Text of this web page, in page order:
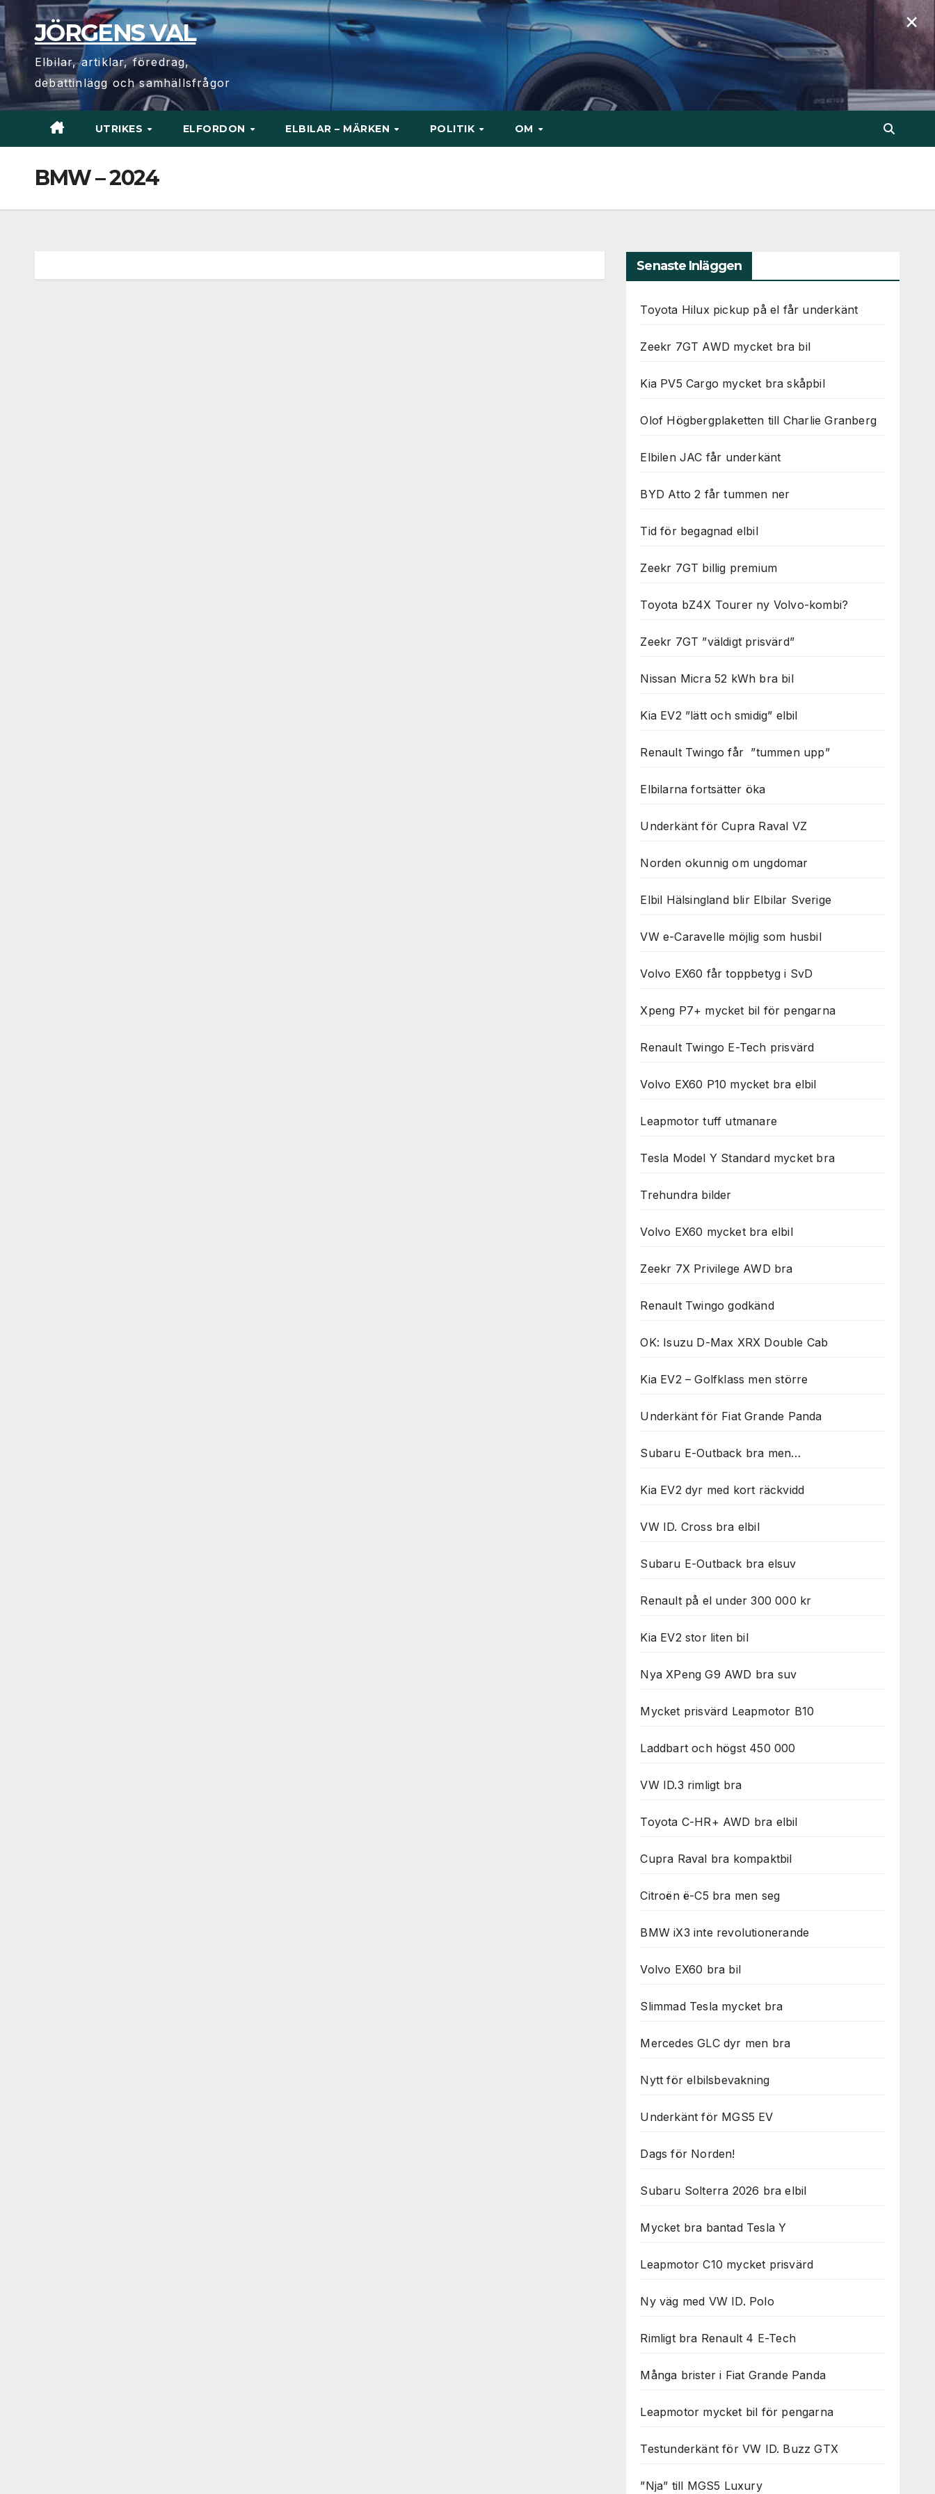
Hoppa
till
innehåll
JÖRGENS VAL
Elbilar, artiklar, föredrag,
debattinlägg och samhällsfrågor
UTRIKES ELFORDON ELBILAR – MÄRKEN POLITIK OM
BMW – 2024
Senaste Inläggen
Toyota Hilux pickup på el får underkänt
Zeekr 7GT AWD mycket bra bil
Kia PV5 Cargo mycket bra skåpbil
Olof Högbergplaketten till Charlie Granberg
Elbilen JAC får underkänt
BYD Atto 2 får tummen ner
Tid för begagnad elbil
Zeekr 7GT billig premium
Toyota bZ4X Tourer ny Volvo-kombi?
Zeekr 7GT ”väldigt prisvärd”
Nissan Micra 52 kWh bra bil
Kia EV2 ”lätt och smidig” elbil
Renault Twingo får ”tummen upp”
Elbilarna fortsätter öka
Underkänt för Cupra Raval VZ
Norden okunnig om ungdomar
Elbil Hälsingland blir Elbilar Sverige
VW e-Caravelle möjlig som husbil
Volvo EX60 får toppbetyg i SvD
Xpeng P7+ mycket bil för pengarna
Renault Twingo E-Tech prisvärd
Volvo EX60 P10 mycket bra elbil
Leapmotor tuff utmanare
Tesla Model Y Standard mycket bra
Trehundra bilder
Volvo EX60 mycket bra elbil
Zeekr 7X Privilege AWD bra
Renault Twingo godkänd
OK: Isuzu D-Max XRX Double Cab
Kia EV2 – Golfklass men större
Underkänt för Fiat Grande Panda
Subaru E-Outback bra men…
Kia EV2 dyr med kort räckvidd
VW ID. Cross bra elbil
Subaru E-Outback bra elsuv
Renault på el under 300 000 kr
Kia EV2 stor liten bil
Nya XPeng G9 AWD bra suv
Mycket prisvärd Leapmotor B10
Laddbart och högst 450 000
VW ID.3 rimligt bra
Toyota C-HR+ AWD bra elbil
Cupra Raval bra kompaktbil
Citroën ë-C5 bra men seg
BMW iX3 inte revolutionerande
Volvo EX60 bra bil
Slimmad Tesla mycket bra
Mercedes GLC dyr men bra
Nytt för elbilsbevakning
Underkänt för MGS5 EV
Dags för Norden!
Subaru Solterra 2026 bra elbil
Mycket bra bantad Tesla Y
Leapmotor C10 mycket prisvärd
Ny väg med VW ID. Polo
Rimligt bra Renault 4 E-Tech
Många brister i Fiat Grande Panda
Leapmotor mycket bil för pengarna
Testunderkänt för VW ID. Buzz GTX
”Nja” till MGS5 Luxury
×